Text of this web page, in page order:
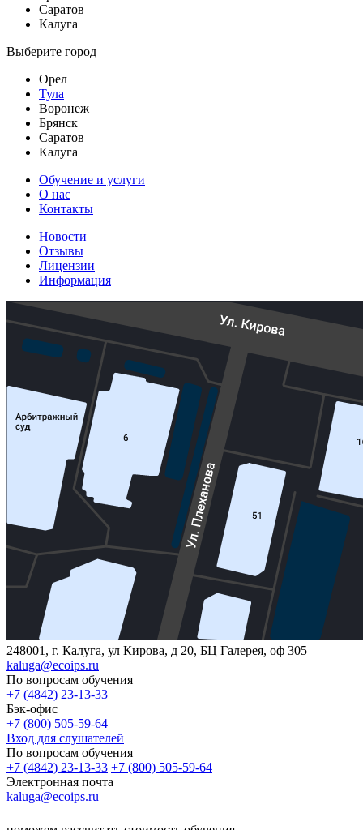
Саратов
Калуга
Выберите город
Орел
Тула
Воронеж
Брянск
Саратов
Калуга
Обучение и услуги
О нас
Контакты
Новости
Отзывы
Лицензии
Информация
248001, г. Калуга, ул Кирова, д 20, БЦ Галерея, оф 305
kaluga@ecoips.ru
По вопросам обучения
+7 (4842) 23-13-33
Бэк-офис
+7 (800) 505-59-64
Вход для слушателей
По вопросам обучения
+7 (4842) 23-13-33 +7 (800) 505-59-64
Электронная почта
kaluga@ecoips.ru